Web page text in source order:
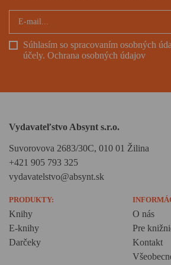
Súhlasím so spracovaním osobných
účely. Ochrana osobných údajov
Vydavateľstvo Absynt s.r.o.
Suvorovova 2683/30C, 010 01 Žilina
+421 905 793 325
vydavatelstvo@absynt.sk
PRODUKTY:
Knihy
E-knihy
Darčeky
O nás
Pre
Kontakt